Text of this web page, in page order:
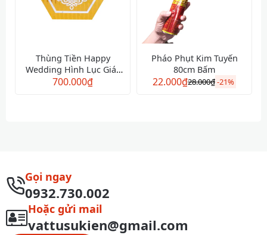
Thùng Tiền Happy
Wedding Hình Lục Giác
Vàng
700.000₫
Pháo Phụt Kim Tuyến
80cm Bấm
22.000₫28.000₫-21%
Gọi ngay
0932.730.002
Hoặc gửi mail
vattusukien@gmail.com